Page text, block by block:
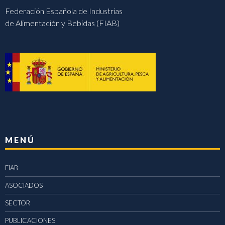
Federación Española de Industrias
de Alimentación y Bebidas (FIAB)
MENÚ
FIAB
ASOCIADOS
SECTOR
PUBLICACIONES